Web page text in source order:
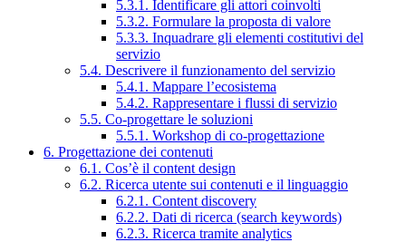
5.3.1. Identificare gli attori coinvolti
5.3.2. Formulare la proposta di valore
5.3.3. Inquadrare gli elementi costitutivi del
servizio
5.4. Descrivere il funzionamento del servizio
5.4.1. Mappare l’ecosistema
5.4.2. Rappresentare i flussi di servizio
5.5. Co-progettare le soluzioni
5.5.1. Workshop di co-progettazione
6. Progettazione dei contenuti
6.1. Cos’è il content design
6.2. Ricerca utente sui contenuti e il linguaggio
6.2.1. Content discovery
6.2.2. Dati di ricerca (search keywords)
6.2.3. Ricerca tramite analytics